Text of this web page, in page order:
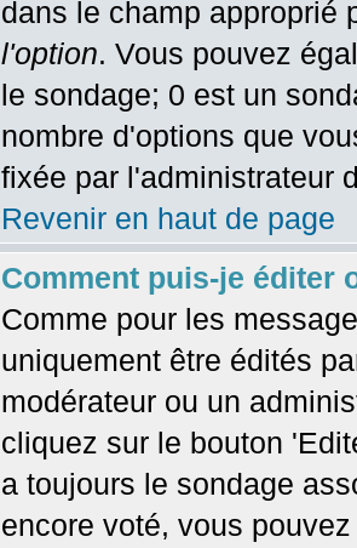
dans le champ
l'option. Vous pouvez
le sondage; 0 est un
nombre d'options que
fixée par l'administrateur
Revenir en haut de page
Comment puis-je éditer
Comme pour les
uniquement être édités
modérateur ou un
cliquez sur le bouton
a toujours le sondage
encore voté, vous